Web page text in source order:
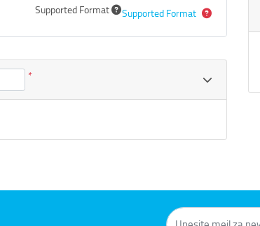
Supported Format Supported Format
*